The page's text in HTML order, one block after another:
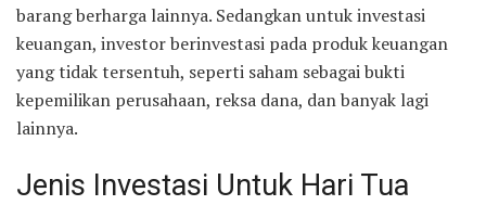
barang berharga lainnya. Sedangkan untuk investasi
keuangan, investor berinvestasi pada produk keuangan
yang tidak tersentuh, seperti saham sebagai bukti
kepemilikan perusahaan, reksa dana, dan banyak lagi
lainnya.
Jenis Investasi Untuk Hari Tua